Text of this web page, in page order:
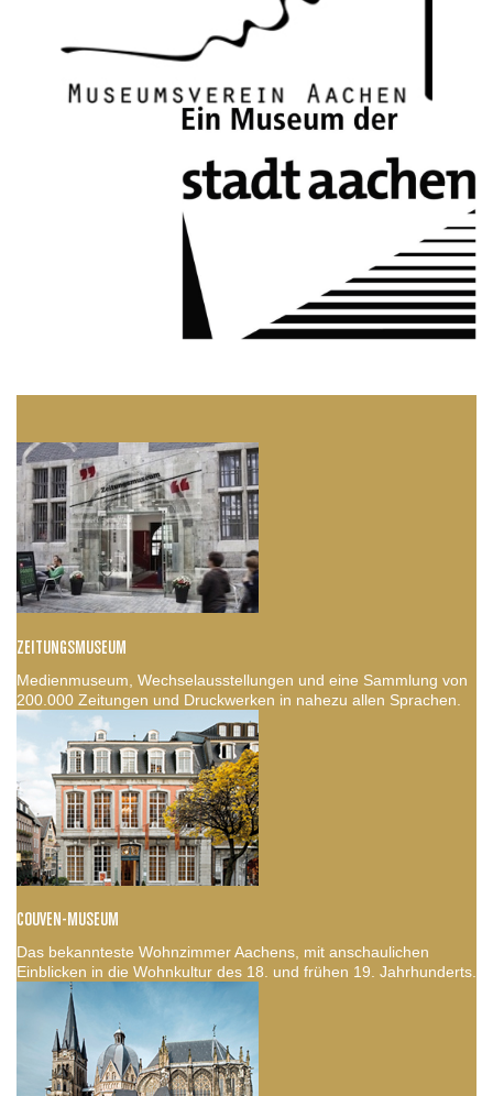
ZEITUNGSMUSEUM
Medienmuseum, Wechselausstellungen und eine Sammlung von
200.000 Zeitungen und Druckwerken in nahezu allen Sprachen.
COUVEN-MUSEUM
Das bekannteste Wohnzimmer Aachens, mit anschaulichen
Einblicken in die Wohnkultur des 18. und frühen 19. Jahrhunderts.